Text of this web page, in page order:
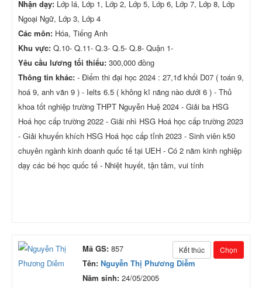
Nhận dạy: Lớp lá, Lớp 1, Lớp 2, Lớp 5, Lớp 6, Lớp 7, Lớp 8, Lớp
Ngoại Ngữ, Lớp 3, Lớp 4
Các môn: Hóa, Tiếng Anh
Khu vực: Q.10- Q.11- Q.3- Q.5- Q.8- Quận 1-
Yêu cầu lương tối thiểu: 300,000 đồng
Thông tin khác: - Điểm thi đại học 2024 : 27,1đ khối D07 ( toán 9,
hoá 9, anh văn 9 ) - Ielts 6.5 ( không kĩ năng nào dưới 6 ) - Thủ
khoa tốt nghiệp trường THPT Nguyễn Huệ 2024 - Giải ba HSG
Hoá học cấp trường 2022 - Giải nhì HSG Hoá học cấp trường 2023
- Giải khuyến khích HSG Hoá học cấp tỉnh 2023 - Sinh viên k50
chuyên ngành kinh doanh quốc tế tại UEH - Có 2 năm kinh nghiệp
dạy các bé học quốc tế - Nhiệt huyết, tận tâm, vui tính
Kết thúc Chọn
Mã GS: 857
Tên: Nguyễn Thị Phương Diễm
Năm sinh: 24/05/2005